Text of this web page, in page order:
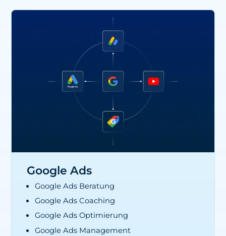
Google Ads
Google Ads Beratung
Google Ads Coaching
Google Ads Optimierung
Google Ads Management